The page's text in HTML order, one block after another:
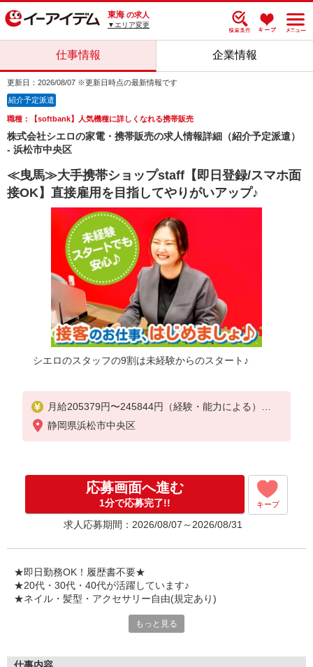
東海 の求人
▼エリア変更
仕事情報 企業情報
更新日：2026/08/07 ※更新日時点の最新情報です
紹介予定派遣
職種：【softbank】人気機種に詳しくなれる携帯販売
株式会社シエロの家電・携帯販売の求人情報詳細（紹介予定派遣）
- 浜松市中央区
≪曳馬≫大手携帯ショップstaff【即日登録/スマホ面
接OK】直接雇用を目指してやりがいアップ♪
シエロのスタッフの9割は未経験からのスタート♪
月給205379円〜245844円（経験・能力による）
◆昇給年1回、賞与年2回◆交通費全額支給 ◆退職金
制度◆各種社会保険◆社員会◆従業員割引◆確定拠
ビス）◆自社の健康保険組合（低保険料率、無料予
防接種、各種保健活動）
※残業代支給
★交通費別途支給（規定あり）
入社祝い金10万円支給(規定有)
お友達を紹介頂くと,
インセンティブ支給(規定有)
゜・。○。・゜+゜・。○。・゜+゜
静岡県浜松市中央区
応募画面へ進む
1分で応募完了!! キープ
求人応募期間：2026/08/07～2026/08/31
★即日勤務OK！履歴書不要★
★20代・30代・40代が活躍しています♪
★ネイル・髪型・アクセサリー自由(規定あり)
シエロのスタッフは9割が未経験スタート。
もっと見る